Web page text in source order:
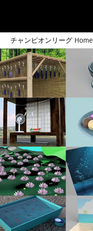
チャンピオンリーグ Home